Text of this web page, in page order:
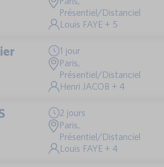
Présentiel/Distanciel
Louis FAYE + 5
1 jour
Paris,
Présentiel/Distanciel
Henri JACOB + 4
2 jours
Paris,
Présentiel/Distanciel
Louis FAYE + 4